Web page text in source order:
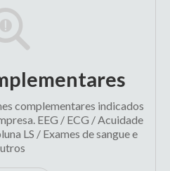
complementares indicados
EEG / ECG / Acuidade
LS / Exames de sangue e